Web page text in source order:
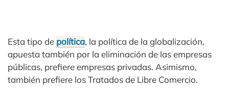
Esta tipo de política, la política de la globalización,
apuesta también por la eliminación de las empresas
públicas, prefiere empresas privadas. Asimismo,
también prefiere los Tratados de Libre Comercio.